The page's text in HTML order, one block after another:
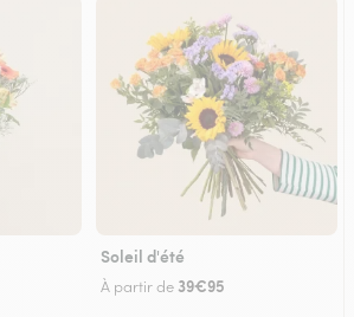
Soleil d'été
À partir de 39€95